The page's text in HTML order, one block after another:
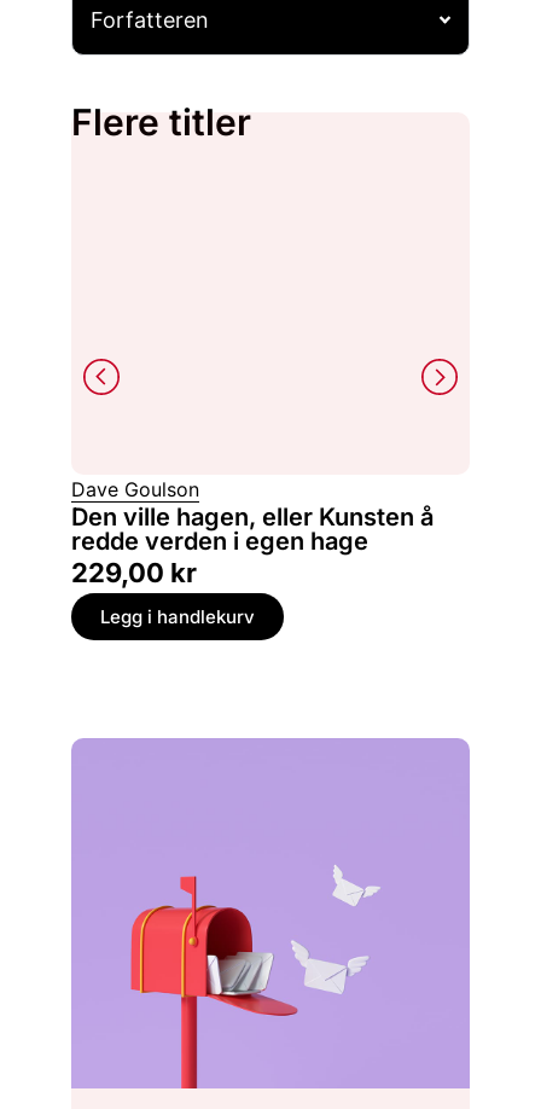
Forfatteren
Flere titler
Dave Goulson
Den ville hagen, eller Kunsten å
redde verden i egen hage
229,00 kr
Legg i handlekurv